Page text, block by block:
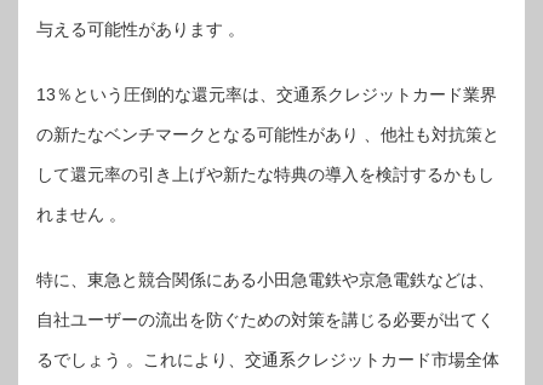
与える可能性があります 。
13％という圧倒的な還元率は、交通系クレジットカード業界
の新たなベンチマークとなる可能性があり 、他社も対抗策と
して還元率の引き上げや新たな特典の導入を検討するかもし
れません 。
特に、東急と競合関係にある小田急電鉄や京急電鉄などは、
自社ユーザーの流出を防ぐための対策を講じる必要が出てく
るでしょう 。これにより、交通系クレジットカード市場全体